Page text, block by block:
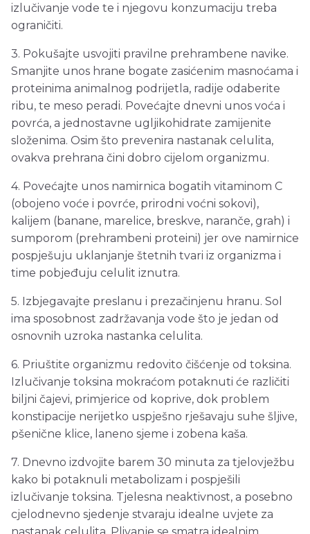
izlučivanje vode te i njegovu konzumaciju treba
ograničiti.
3. Pokušajte usvojiti pravilne prehrambene navike.
Smanjite unos hrane bogate zasićenim masnoćama i
proteinima animalnog podrijetla, radije odaberite
ribu, te meso peradi. Povećajte dnevni unos voća i
povrća, a jednostavne ugljikohidrate zamijenite
složenima. Osim što prevenira nastanak celulita,
ovakva prehrana čini dobro cijelom organizmu.
4. Povećajte unos namirnica bogatih vitaminom C
(obojeno voće i povrće, prirodni voćni sokovi),
kalijem (banane, marelice, breskve, naranče, grah) i
sumporom (prehrambeni proteini) jer ove namirnice
pospješuju uklanjanje štetnih tvari iz organizma i
time pobjeđuju celulit iznutra.
5. Izbjegavajte preslanu i prezačinjenu hranu. Sol
ima sposobnost zadržavanja vode što je jedan od
osnovnih uzroka nastanka celulita.
6. Priuštite organizmu redovito čišćenje od toksina.
Izlučivanje toksina mokraćom potaknuti će različiti
biljni čajevi, primjerice od koprive, dok problem
konstipacije nerijetko uspješno rješavaju suhe šljive,
pšenične klice, laneno sjeme i zobena kaša.
7. Dnevno izdvojite barem 30 minuta za tjelovježbu
kako bi potaknuli metabolizam i pospješili
izlučivanje toksina. Tjelesna neaktivnost, a posebno
cjelodnevno sjedenje stvaraju idealne uvjete za